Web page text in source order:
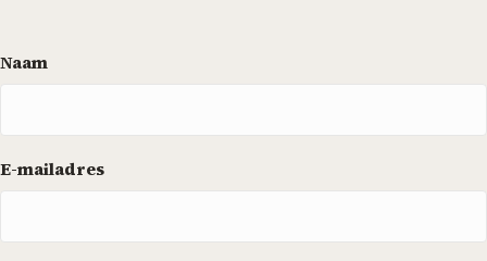
Naam
E-mailadres